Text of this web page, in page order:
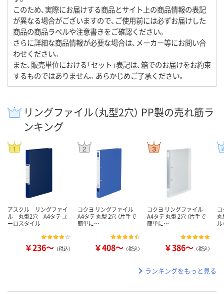
このため、実際にお届けする商品とサイト上の商品情報の表記
が異なる場合がございますので、ご使用前には必ずお届けした
商品の商品ラベルや注意書きをご確認ください。
さらに詳細な商品情報が必要な場合は、メーカー等にお問い合
わせください。
また、販売単位における「セット」表記は、箱でのお届けをお約束
するものではありません。あらかじめご了承ください。
リングファイル（丸型2穴） PP製の売れ筋ラ
ンキング
アスクル リングファイ
ル 丸型2穴 A4タテ ユ
ーロスタイル
￥236～ （税込）
コクヨ リングファイル
A4タテ 丸型 2穴 （片手で
簡単に…
￥408～ （税込）
コクヨ リングファイル
A4タテ 丸型 2穴 （片手で
簡単に…
￥386～ （税込）
ランキングをもっと見る